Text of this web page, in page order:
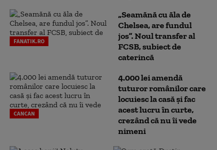
FANATIK.RO
„Seamănă cu ăla de
Chelsea, are fundul
jos”. Noul transfer al
FCSB, subiect de
caterincă
CANCAN
4.000 lei amendă
tuturor românilor care
locuiesc la casă și fac
acest lucru în curte,
crezând că nu îi vede
nimeni